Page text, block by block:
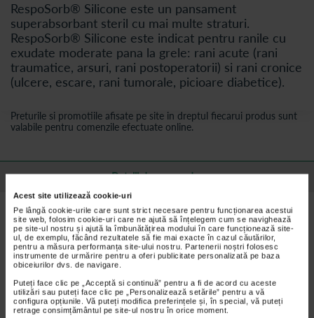
Acest site utilizează cookie-uri
Pe lângă cookie-urile care sunt strict necesare pentru funcționarea acestui
site web, folosim cookie-uri care ne ajută să înțelegem cum se navighează
pe site-ul nostru și ajută la îmbunătățirea modului în care funcționează site-
ul, de exemplu, făcând rezultatele să fie mai exacte în cazul căutărilor,
pentru a măsura performanța site-ului nostru. Partenerii noștri folosesc
instrumente de urmărire pentru a oferi publicitate personalizată pe baza
obiceiurilor dvs. de navigare.
Puteți face clic pe „Acceptă si continuă” pentru a fi de acord cu aceste
utilizări sau puteți face clic pe „Personalizează setările” pentru a vă
configura opțiunile. Vă puteți modifica preferințele și, în special, vă puteți
retrage consimțământul pe site-ul nostru în orice moment.
RespoSorb® Silicone este un pansament
superabsorbant steril cu mai multe straturi.
RespoSorb® Silicone este indicat pentru ranile cu
exudate moderate pana la grele: rani acute (rani
traumatice, arsuri, rani postoperatorii) si rani cronice
(ulcere, escare, rani tumorale, picioare diabetice).
Preturile si promotiile afisate pe site in dreptul fiecarui produs sunt
valabile pentru comenzile efectuate online.
Detalii despre produs
Beneficii Hartmann RespoSorb Silicone:
Este compus dintr-un tampon absorbant care permite absorbtia
si retinerea exsudatilor. Este acoperit pe partea plagii cu o
interfata siliconica micro-aderenta care faciliteaza aplicarea si
permite indepartarea atraumatica si nedureroasa;
Este un pansament impermeabil pentru apa si bacterii dar
permeabil pentru aer;